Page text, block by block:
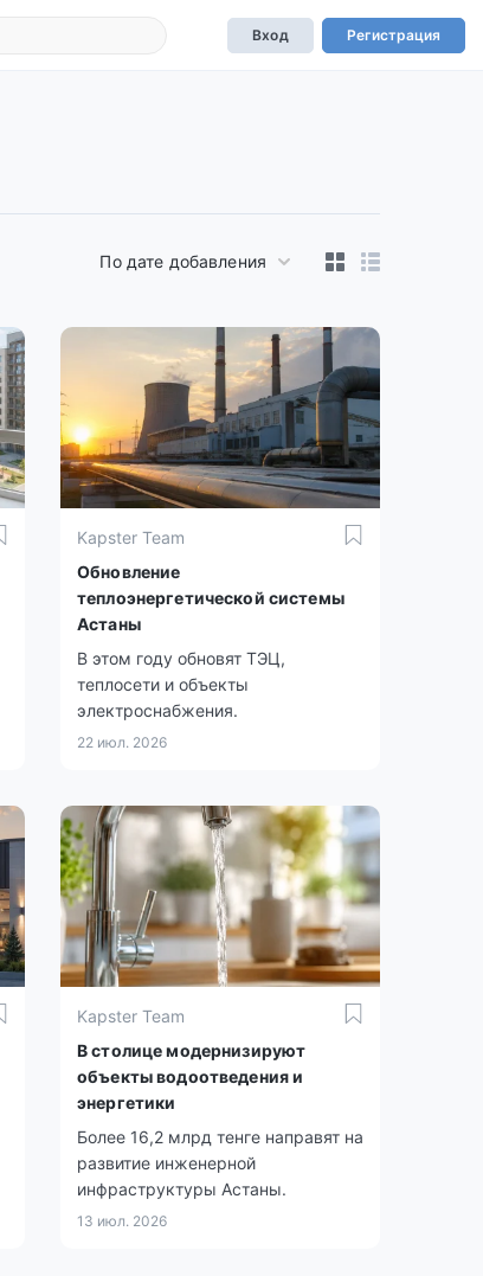
Вход Регистрация
По дате добавления
Kapster Team
Обновление
теплоэнергетической системы
Астаны
В этом году обновят ТЭЦ,
теплосети и объекты
электроснабжения.
22 июл. 2026
Kapster Team
В столице модернизируют
объекты водоотведения и
энергетики
Более 16,2 млрд тенге направят на
развитие инженерной
инфраструктуры Астаны.
13 июл. 2026